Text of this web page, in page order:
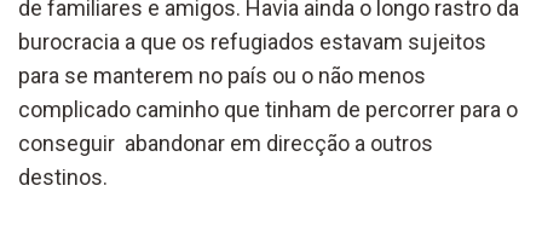
de familiares e amigos. Havia ainda o longo rastro da
burocracia a que os refugiados estavam sujeitos
para se manterem no país ou o não menos
complicado caminho que tinham de percorrer para o
conseguir abandonar em direcção a outros
destinos.